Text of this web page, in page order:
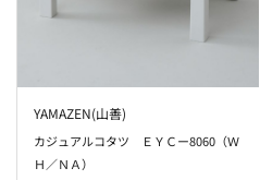
YAMAZEN(山善)
カジュアルコタツ ＥＹＣー8060（Ｗ
Ｈ／ＮＡ）